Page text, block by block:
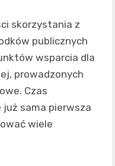
skorzystania z
publicznych
wsparcia dla
prowadzonych
Czas
już sama pierwsza
wiele